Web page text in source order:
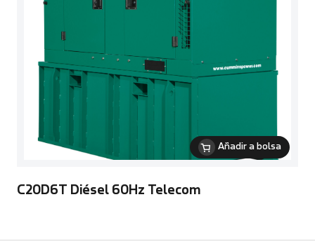
Añadir a bolsa
C20D6T Diésel 60Hz Telecom